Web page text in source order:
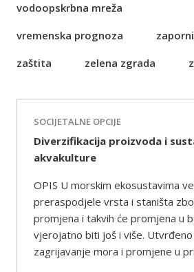
vodoopskrbna mreža
vremenska prognoza
zaštita
zelena zgrada
SOCIJETALNE OPCIJE
Diverzifikacija proizvoda i
akvakulture
OPIS U morskim ekosustavima
preraspodjele vrsta i staništa
promjena i takvih će promjena u
vjerojatno biti još i više.
zagrijavanje mora i promjene u